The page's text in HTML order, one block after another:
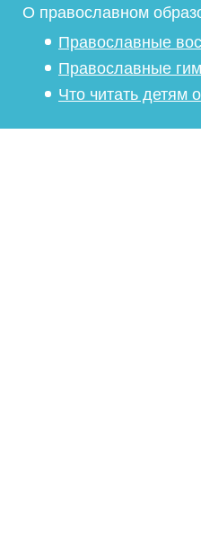
О православном
Православные
Православные
Что читать детям